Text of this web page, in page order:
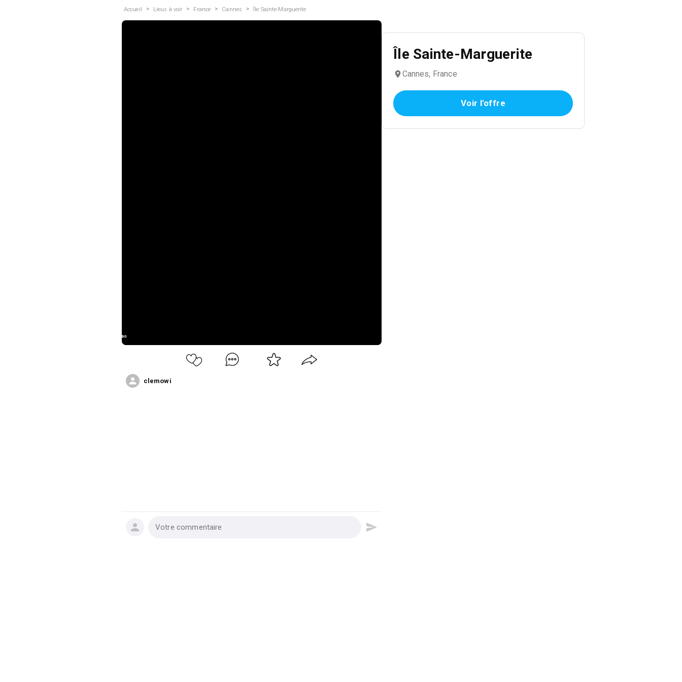
Accueil > Lieus à voir > France > Cannes > Île Sainte-Marguerite
clemowi
Votre commentaire
Île Sainte-Marguerite
Cannes, France
Voir l'offre